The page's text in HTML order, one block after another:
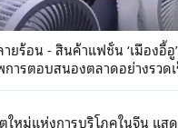
ยร้อน - สินค้าแฟชั่น ‘เมืองอี้อู
ารตอบสนองตลาดอย่างรวด
ใหม่แห่งการบริโภคในจีน แส